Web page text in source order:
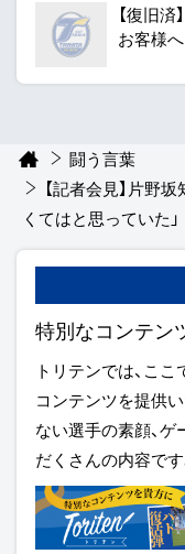
【復旧
お客様へ
闘う言葉
【記者会見】片野
くてはと思っていた」
特別なコンテン
トリテンでは、こ
コンテンツを提供
ない選手の素顔、
だくさんの内容です